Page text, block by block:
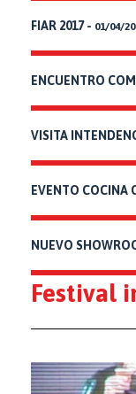
FIAR 2017 - 01/04/
ENCUENTRO
VISITA
EVENTO COCINA
NUEVO
Festival